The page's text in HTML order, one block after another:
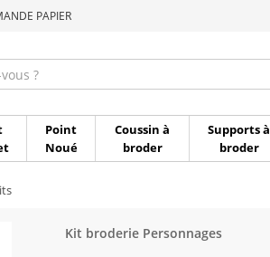
PAPIER
Point
Noué
Coussin à
broder
Supports à
broder
Kit broderie Personnages